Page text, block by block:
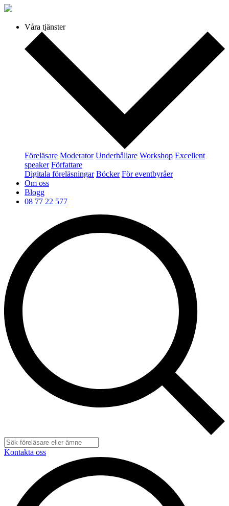
Våra tjänster
Föreläsare Moderator Underhållare Workshop Excellent
speaker Författare
Digitala föreläsningar Böcker För eventbyråer
Om oss
Blogg
08 77 22 577
Kontakta oss